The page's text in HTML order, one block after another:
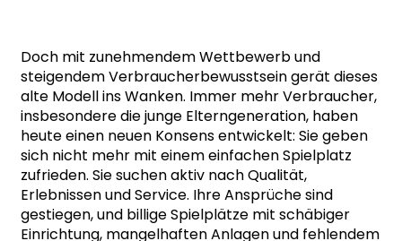
Doch mit zunehmendem Wettbewerb und
steigendem Verbraucherbewusstsein gerät dieses
alte Modell ins Wanken. Immer mehr Verbraucher,
insbesondere die junge Elterngeneration, haben
heute einen neuen Konsens entwickelt: Sie geben
sich nicht mehr mit einem einfachen Spielplatz
zufrieden. Sie suchen aktiv nach Qualität,
Erlebnissen und Service. Ihre Ansprüche sind
gestiegen, und billige Spielplätze mit schäbiger
Einrichtung, mangelhaften Anlagen und fehlendem